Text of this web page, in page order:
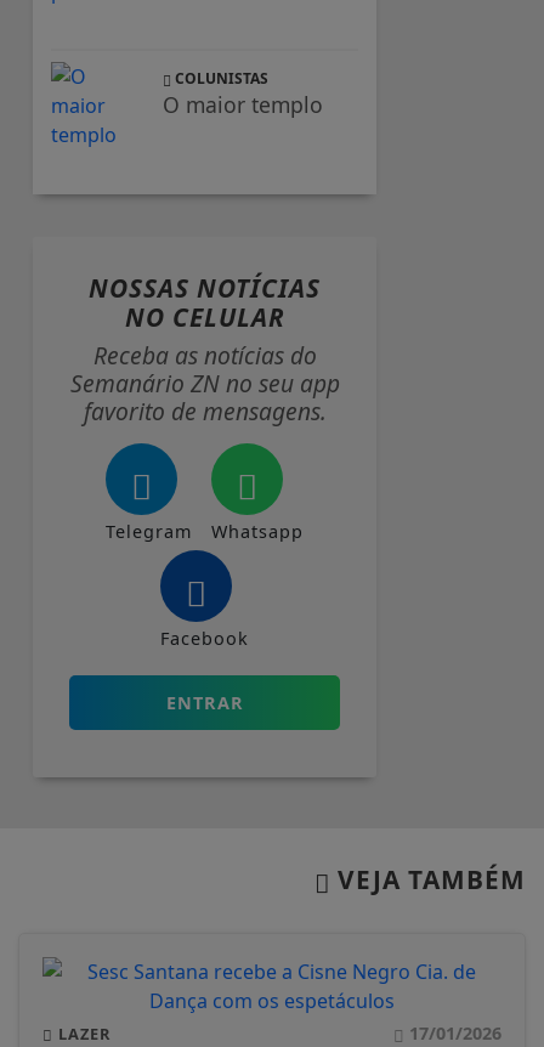
COLUNISTAS
O maior templo
NOSSAS NOTÍCIAS
NO CELULAR
Receba as notícias do
Semanário ZN no seu app
favorito de mensagens.
Telegram Whatsapp
Facebook
ENTRAR
VEJA TAMBÉM
LAZER 17/01/2026